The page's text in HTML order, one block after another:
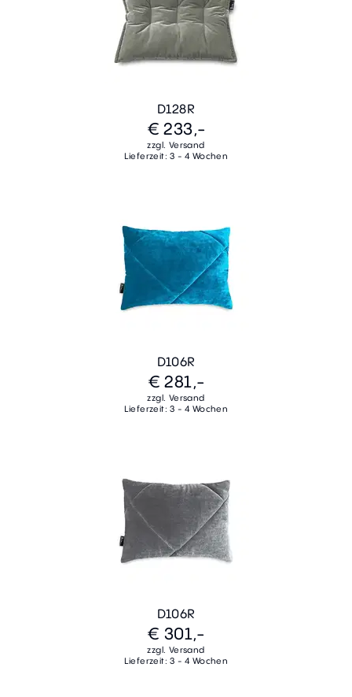
D128R
€ 233,-
zzgl. Versand
Lieferzeit: 3 - 4 Wochen
D106R
€ 281,-
zzgl. Versand
Lieferzeit: 3 - 4 Wochen
D106R
€ 301,-
zzgl. Versand
Lieferzeit: 3 - 4 Wochen